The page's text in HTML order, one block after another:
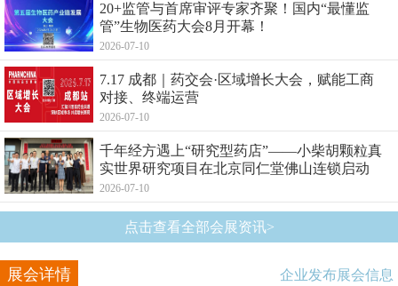
20+监管与首席审评专家齐聚！国内“最懂监
管”生物医药大会8月开幕！
2026-07-10
7.17 成都｜药交会·区域增长大会，赋能工商
对接、终端运营
2026-07-10
千年经方遇上“研究型药店”——小柴胡颗粒真
实世界研究项目在北京同仁堂佛山连锁启动
2026-07-10
点击查看全部会展资讯>
展会详情 企业发布展会信息